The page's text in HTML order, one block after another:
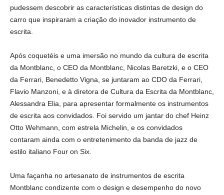
pudessem descobrir as características distintas de design do
carro que inspiraram a criação do inovador instrumento de
escrita.
Após coquetéis e uma imersão no mundo da cultura de escrita
da Montblanc, o CEO da Montblanc, Nicolas Baretzki, e o CEO
da Ferrari, Benedetto Vigna, se juntaram ao CDO da Ferrari,
Flavio Manzoni, e à diretora de Cultura da Escrita da Montblanc,
Alessandra Elia, para apresentar formalmente os instrumentos
de escrita aos convidados. Foi servido um jantar do chef Heinz
Otto Wehmann, com estrela Michelin, e os convidados
contaram ainda com o entretenimento da banda de jazz de
estilo italiano Four on Six.
Uma façanha no artesanato de instrumentos de escrita
Montblanc condizente com o design e desempenho do novo